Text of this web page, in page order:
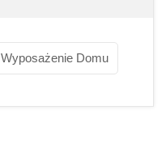
Wyposażenie Domu